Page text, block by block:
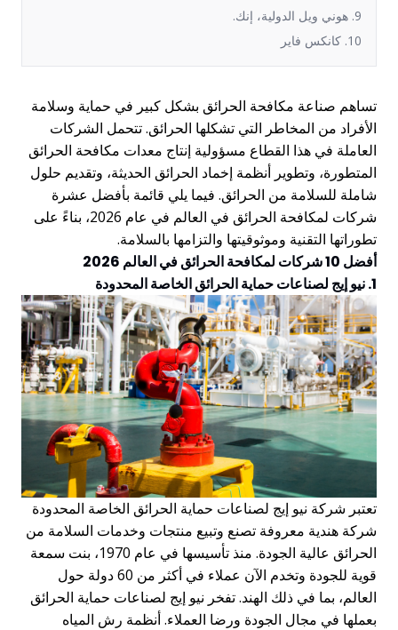
9. هوني ويل الدولية، إنك.
10. كانكس فاير
تساهم صناعة مكافحة الحرائق بشكل كبير في حماية وسلامة
الأفراد من المخاطر التي تشكلها الحرائق. تتحمل الشركات
العاملة في هذا القطاع مسؤولية إنتاج معدات مكافحة الحرائق
المتطورة، وتطوير أنظمة إخماد الحرائق الحديثة، وتقديم حلول
شاملة للسلامة من الحرائق. فيما يلي قائمة بأفضل عشرة
شركات لمكافحة الحرائق في العالم في عام 2026، بناءً على
تطوراتها التقنية وموثوقيتها والتزامها بالسلامة.
أفضل 10 شركات لمكافحة الحرائق في العالم 2026
1. نيو إيج لصناعات حماية الحرائق الخاصة المحدودة
تعتبر شركة نيو إيج لصناعات حماية الحرائق الخاصة المحدودة
شركة هندية معروفة تصنع وتبيع منتجات وخدمات السلامة من
الحرائق عالية الجودة. منذ تأسيسها في عام 1970، بنت سمعة
قوية للجودة وتخدم الآن عملاء في أكثر من 60 دولة حول
العالم، بما في ذلك الهند. تفخر نيو إيج لصناعات حماية الحرائق
بعملها في مجال الجودة ورضا العملاء. أنظمة رش المياه